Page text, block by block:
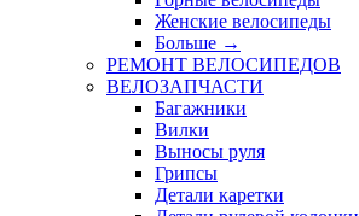
Женские велосипеды
Больше →
РЕМОНТ ВЕЛОСИПЕДОВ
ВЕЛОЗАПЧАСТИ
Багажники
Вилки
Выносы руля
Грипсы
Детали каретки